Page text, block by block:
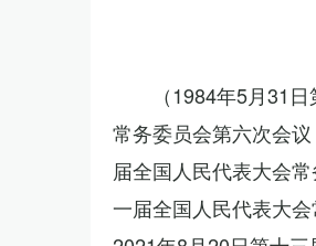
（1984年5月31
常务委员会第六次会
届全国人民代表大会
一届全国人民代表大